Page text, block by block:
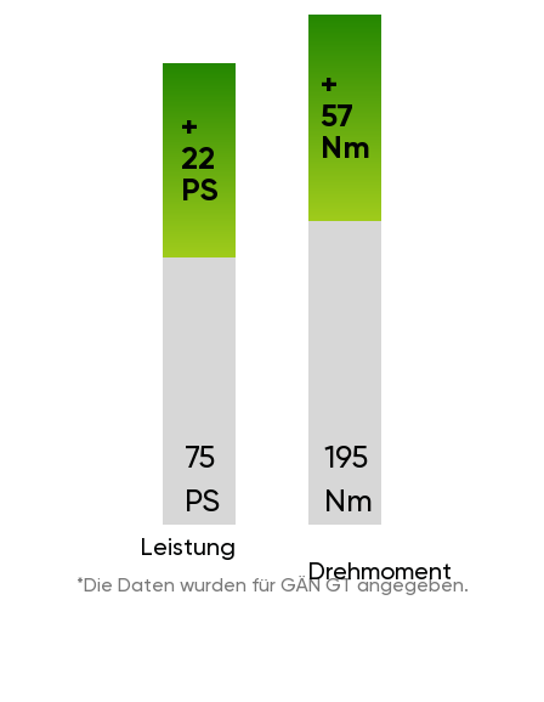
75
PS
Leistung
+
22
PS
195
Nm
Drehmoment
+
57
Nm
*Die Daten wurden für GÄN GT angegeben.